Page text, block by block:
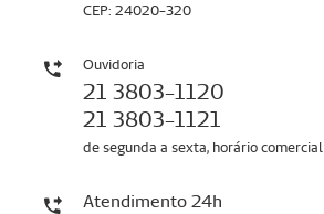
CEP: 24020-320
Ouvidoria
21 3803-1120
21 3803-1121
de segunda a sexta, horário comercial
Atendimento 24h